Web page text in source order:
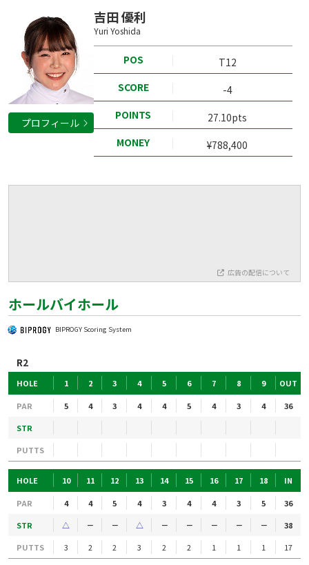
プロフィール
吉田 優利
Yuri Yoshida
POS
T12
SCORE
-4
POINTS
27.10pts
MONEY
¥788,400
広告の配信について
ホールバイホール
BIPROGY Scoring System
R2
HOLE 1 2 3 4 5 6 7 8 9 OUT
PAR 5 4 3 4 4 5 4 3 4
36
STR
PUTTS
HOLE 10 11 12 13 14 15 16 17 18 IN
PAR 4 4 5 4 3 4 4 3 5
36
STR
△ － － △ － － － － －
38
PUTTS
3 2 2 3 2 2 1 1 1 17